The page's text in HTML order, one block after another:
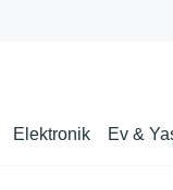
Elektronik Ev &